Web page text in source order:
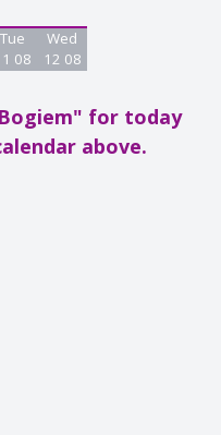
Tue
08
Wed
12 08
for today
above.